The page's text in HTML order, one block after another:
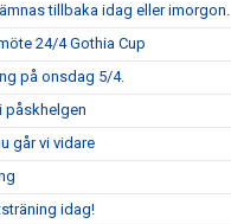
tillbaka idag eller imorgon.
24/4 Gothia Cup
på onsdag 5/4.
påskhelgen
går vi vidare
idag!